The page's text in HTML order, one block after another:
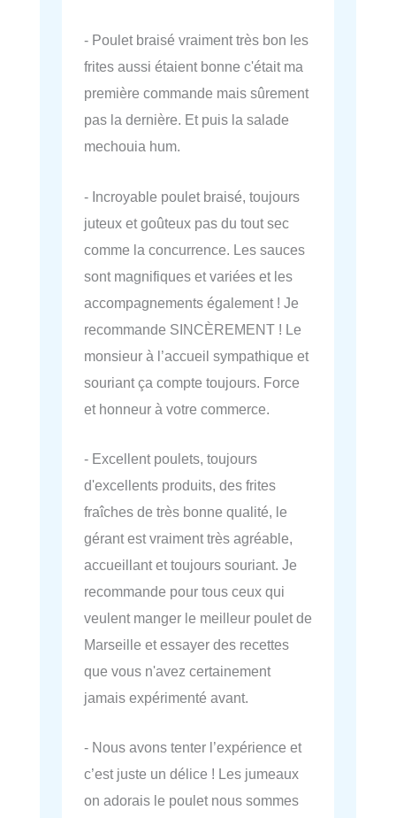
- Poulet braisé vraiment très bon les
frites aussi étaient bonne c'était ma
première commande mais sûrement
pas la dernière. Et puis la salade
mechouia hum.
- Incroyable poulet braisé, toujours
juteux et goûteux pas du tout sec
comme la concurrence. Les sauces
sont magnifiques et variées et les
accompagnements également ! Je
recommande SINCÈREMENT ! Le
monsieur à l’accueil sympathique et
souriant ça compte toujours. Force
et honneur à votre commerce.
- Excellent poulets, toujours
d'excellents produits, des frites
fraîches de très bonne qualité, le
gérant est vraiment très agréable,
accueillant et toujours souriant. Je
recommande pour tous ceux qui
veulent manger le meilleur poulet de
Marseille et essayer des recettes
que vous n'avez certainement
jamais expérimenté avant.
- Nous avons tenter l’expérience et
c’est juste un délice ! Les jumeaux
on adorais le poulet nous sommes